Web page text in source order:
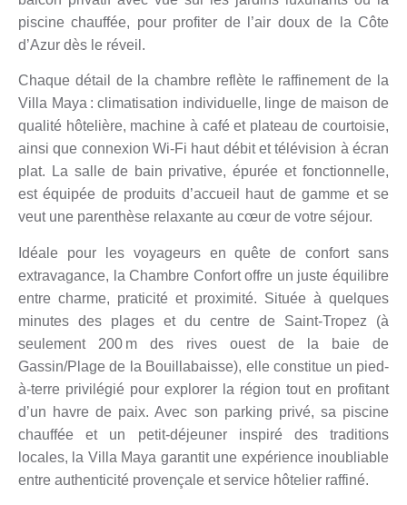
piscine chauffée, pour profiter de l’air doux de la Côte
d’Azur dès le réveil .
Chaque détail de la chambre reflète le raffinement de la
Villa Maya : climatisation individuelle, linge de maison de
qualité hôtelière, machine à café et plateau de courtoisie,
ainsi que connexion Wi‑Fi haut débit et télévision à écran
plat. La salle de bain privative, épurée et fonctionnelle,
est équipée de produits d’accueil haut de gamme et se
veut une parenthèse relaxante au cœur de votre séjour.
Idéale pour les voyageurs en quête de confort sans
extravagance, la Chambre Confort offre un juste équilibre
entre charme, praticité et proximité. Située à quelques
minutes des plages et du centre de Saint-Tropez (à
seulement 200 m des rives ouest de la baie de
Gassin/Plage de la Bouillabaisse), elle constitue un pied-
à-terre privilégié pour explorer la région tout en profitant
d’un havre de paix. Avec son parking privé, sa piscine
chauffée et un petit-déjeuner inspiré des traditions
locales, la Villa Maya garantit une expérience inoubliable
entre authenticité provençale et service hôtelier raffiné.